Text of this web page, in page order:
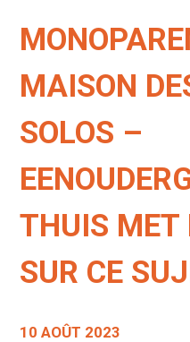
MAISON
SOLOS –
THUIS MET
SUR CE
10 AOÛT 2023